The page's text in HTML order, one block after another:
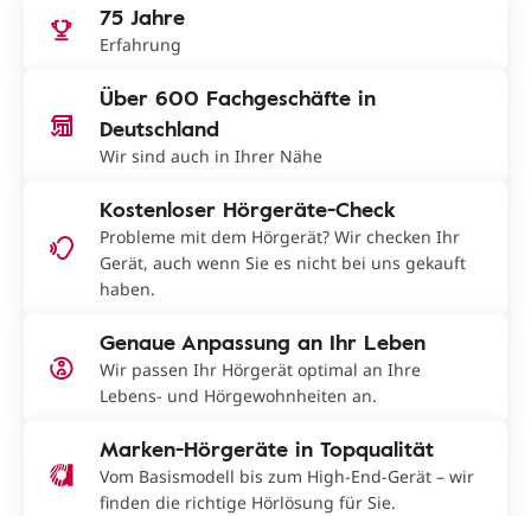
75 Jahre
Erfahrung
Über 600 Fachgeschäfte in
Deutschland
Wir sind auch in Ihrer Nähe
Kostenloser Hörgeräte-Check
Probleme mit dem Hörgerät? Wir checken Ihr
Gerät, auch wenn Sie es nicht bei uns gekauft
haben.
Genaue Anpassung an Ihr Leben
Wir passen Ihr Hörgerät optimal an Ihre
Lebens- und Hörgewohnheiten an.
Marken-Hörgeräte in Topqualität
Vom Basismodell bis zum High-End-Gerät – wir
finden die richtige Hörlösung für Sie.